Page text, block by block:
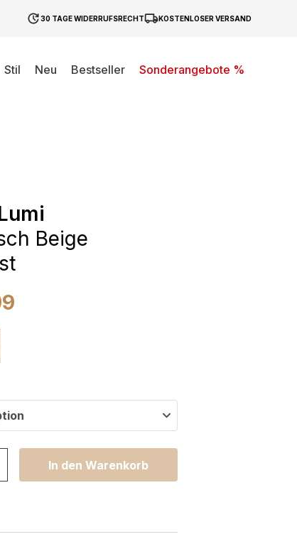
30 TAGE WIDERRUFSRECHT KOSTENLOSER VERSAND
Stil Neu Bestseller
Sonderangebote %
Beige
In den Warenkorb